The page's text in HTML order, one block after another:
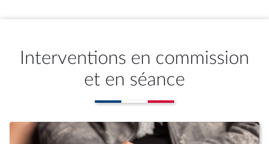
Interventions en commission
et en séance